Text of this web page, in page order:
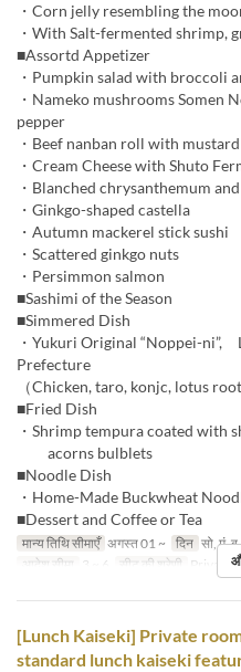
・Corn jelly resembling the
・With Salt-fermented shrimp,
■Assortd Appetizer
・Pumpkin salad with broccoli
・Nameko mushrooms Somen
pepper
・Beef nanban roll with
・Cream Cheese with Shuto
・Blanched chrysanthemum
・Ginkgo-shaped castella
・Autumn mackerel stick sushi
・Scattered ginkgo nuts
・Persimmon salmon
■Sashimi of the Season
■Simmered Dish
・Yukuri Original “Noppei-ni”,
Prefecture
（Chicken, taro, konjc, lotus
■Fried Dish
・Shrimp tempura coated with
acorns bulblets
■Noodle Dish
・Home-Made Buckwheat
■Dessert and Coffee or Tea
मान्य तिथि सीमाएँ अगस्त 01 ~ दिन सो, मं,
आदेश सीमा
3 ~ 6 सीट की श्रेणी Private
[Lunch Kaiseki] Private
standard lunch kaiseki